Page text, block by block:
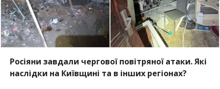
Росіяни завдали чергової повітряної атаки. Які
наслідки на Київщині та в інших регіонах?